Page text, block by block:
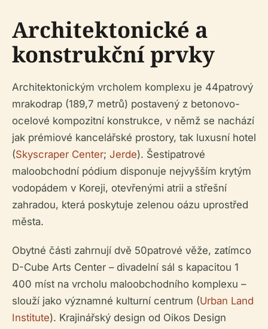
Architektonické a
konstrukční prvky
Architektonickým vrcholem komplexu je 44patrový
mrakodrap (189,7 metrů) postavený z betonovo-
ocelové kompozitní konstrukce, v němž se nachází
jak prémiové kancelářské prostory, tak luxusní hotel
(Skyscraper Center; Jerde). Šestipatrové
maloobchodní pódium disponuje nejvyšším krytým
vodopádem v Koreji, otevřenými atrii a střešní
zahradou, která poskytuje zelenou oázu uprostřed
města.
Obytné části zahrnují dvě 50patrové věže, zatímco
D-Cube Arts Center – divadelní sál s kapacitou 1
400 míst na vrcholu maloobchodního komplexu –
slouží jako významné kulturní centrum (Urban Land
Institute). Krajinářský design od Oikos Design